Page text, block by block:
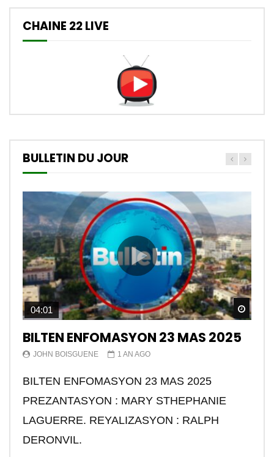
CHAINE 22 LIVE
BULLETIN DU JOUR
04:01
BILTEN ENFOMASYON 23 MAS 2025
JOHN BOISGUENE 1 AN AGO
BILTEN ENFOMASYON 23 MAS 2025
PREZANTASYON : MARY STHEPHANIE
LAGUERRE. REYALIZASYON : RALPH
DERONVIL.